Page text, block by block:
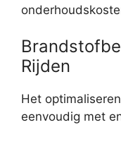
Rijden
Het
eenvoudig met